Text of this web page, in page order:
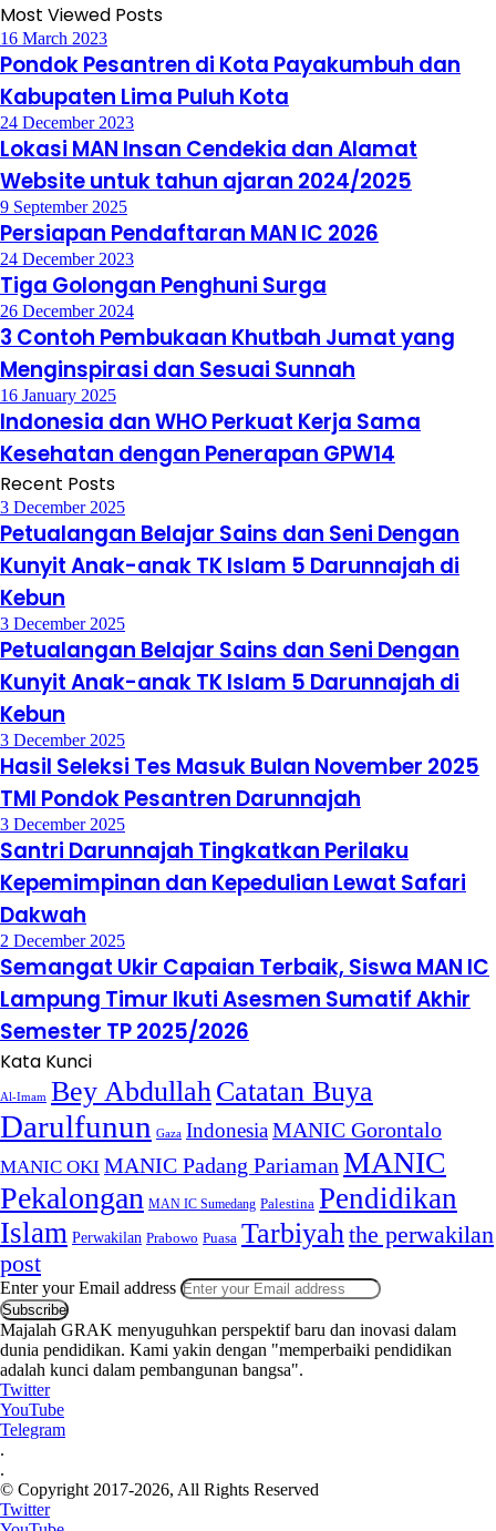
Most Viewed Posts
16 March 2023
Pondok Pesantren di Kota Payakumbuh dan
Kabupaten Lima Puluh Kota
24 December 2023
Lokasi MAN Insan Cendekia dan Alamat
Website untuk tahun ajaran 2024/2025
9 September 2025
Persiapan Pendaftaran MAN IC 2026
24 December 2023
Tiga Golongan Penghuni Surga
26 December 2024
3 Contoh Pembukaan Khutbah Jumat yang
Menginspirasi dan Sesuai Sunnah
16 January 2025
Indonesia dan WHO Perkuat Kerja Sama
Kesehatan dengan Penerapan GPW14
Recent Posts
3 December 2025
Petualangan Belajar Sains dan Seni Dengan
Kunyit Anak-anak TK Islam 5 Darunnajah di
Kebun
3 December 2025
Petualangan Belajar Sains dan Seni Dengan
Kunyit Anak-anak TK Islam 5 Darunnajah di
Kebun
3 December 2025
Hasil Seleksi Tes Masuk Bulan November 2025
TMI Pondok Pesantren Darunnajah
3 December 2025
Santri Darunnajah Tingkatkan Perilaku
Kepemimpinan dan Kepedulian Lewat Safari
Dakwah
2 December 2025
Semangat Ukir Capaian Terbaik, Siswa MAN IC
Lampung Timur Ikuti Asesmen Sumatif Akhir
Semester TP 2025/2026
Kata Kunci
Al-Imam Bey AbdullahCatatan Buya
Darulfunun Gaza IndonesiaMANIC Gorontalo
MANIC OKI MANIC Padang Pariaman MANIC
Pekalongan MAN IC Sumedang Palestina Pendidikan
Islam Perwakilan Prabowo Puasa Tarbiyahthe perwakilan
post
Enter your Email address
Majalah GRAK menyuguhkan perspektif baru dan inovasi dalam
dunia pendidikan. Kami yakin dengan "memperbaiki pendidikan
adalah kunci dalam pembangunan bangsa".
Twitter
YouTube
Telegram
.
.
© Copyright 2017-2026, All Rights Reserved
Twitter